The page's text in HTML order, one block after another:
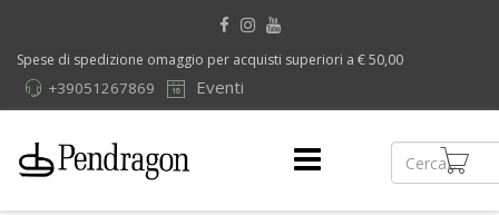
Spese di spedizione omaggio per acquisti superiori a € 50,00
Eventi
+39051267869